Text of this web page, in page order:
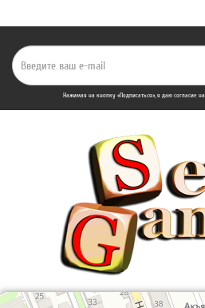
Нажимая на кнопку «Подписаться», я даю cогласие на